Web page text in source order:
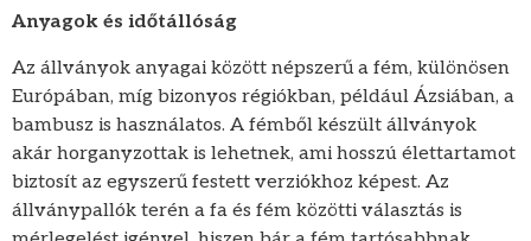
Anyagok és időtállóság
Az állványok anyagai között népszerű a fém, különösen
Európában, míg bizonyos régiókban, például Ázsiában, a
bambusz is használatos. A fémből készült állványok
akár horganyzottak is lehetnek, ami hosszú élettartamot
biztosít az egyszerű festett verziókhoz képest. Az
állványpallók terén a fa és fém közötti választás is